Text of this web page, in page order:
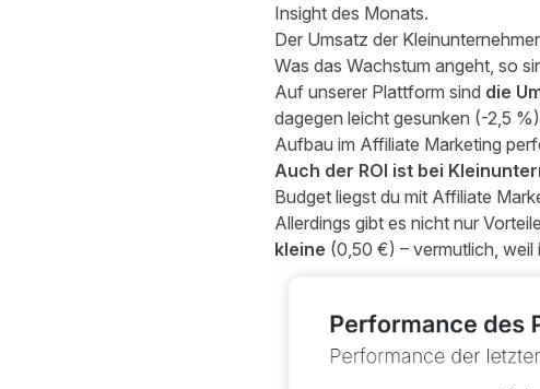
Insight des Monats.
Der Umsatz der
Was das Wachstum angeht, so
Auf unserer Plattform sind die
dagegen leicht gesunken (-2,5
Aufbau im Affiliate Marketing
Auch der ROI ist bei
Budget liegst du mit Affiliate
Allerdings gibt es nicht nur
kleine (0,50 €) – vermutlich,